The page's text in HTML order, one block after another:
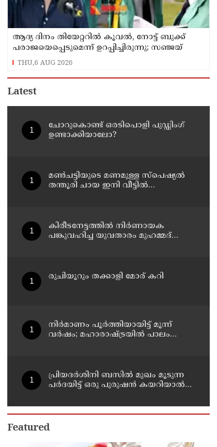
ആദ്യ ദിനം തിയേറ്ററില്‍ കൂവല്‍, നോട്ട് ബുക്ക്
പരാജയെപ്പെടുമെന്ന് ഉറപ്പിച്ചിരുന്നു; സഞ്ജയ്
THU,6 AUG 2026
Latest
ചോറുകൊണ്ട് ഒരടിപൊളി പുഡ്ഡിംഗ്
ഉണ്ടാക്കിയാലോ?
മൺചട്ടിയുടെ മണമുള്ള സ്പെഷ്യൽ
തന്തൂരി ചായ ഇനി വീട്ടിൽ
കിരീടനേട്ടത്തില്‍ നിര്‍ണായക
പങ്കുവഹിച്ച യുവതാരം മുഹമ്മദ്
രുചിയൂറും തക്കാളി മോര് കറി
നിർമാണം പൂർത്തിയായിട്ട് മൂന്ന്
വർഷം; മഹാരാഷ്ട്രയിൽ പാലം
പ്രിയദർശിനി ബസിൽ മുഖം മൂടുന്ന
പർദയിട്ട് ഒരു പുരുഷൻ കയറിയാൽ
കാരശ്ശേരി
Featured